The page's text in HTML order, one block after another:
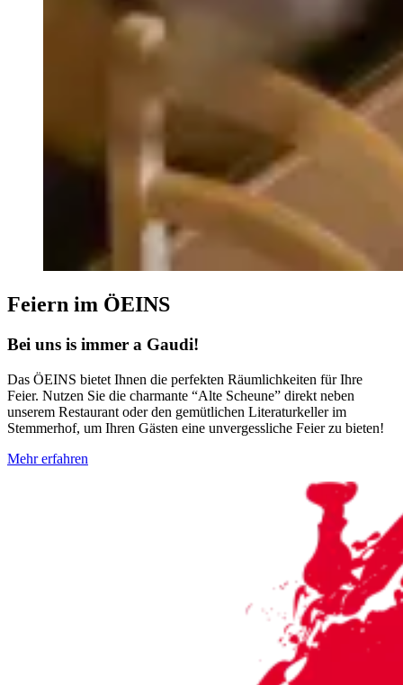
Feiern im ÖEINS
Bei uns is immer a Gaudi!
Das ÖEINS bietet Ihnen die perfekten Räumlichkeiten für Ihre
Feier. Nutzen Sie die charmante “Alte Scheune” direkt neben
unserem Restaurant oder den gemütlichen Literaturkeller im
Stemmerhof, um Ihren Gästen eine unvergessliche Feier zu bieten!
Mehr erfahren